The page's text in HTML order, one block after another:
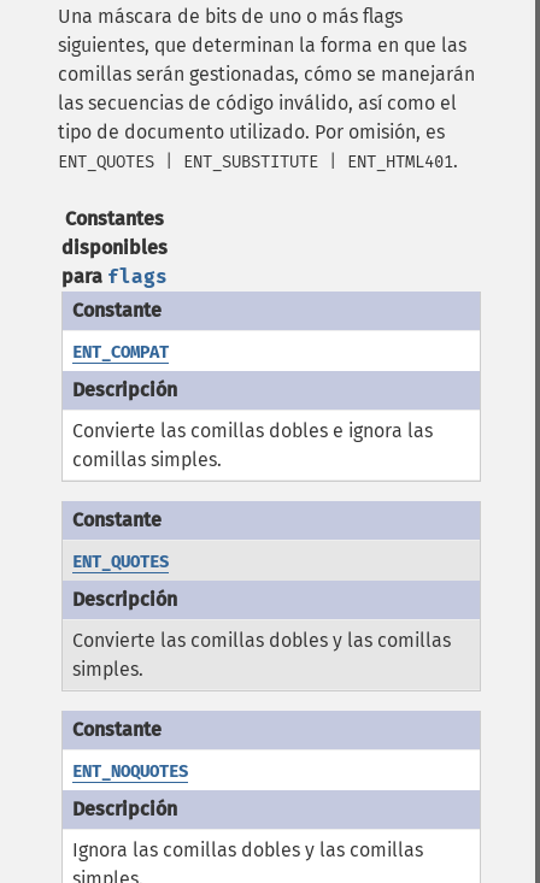
Una máscara de bits de uno o más flags
siguientes, que determinan la forma en que las
comillas serán gestionadas, cómo se manejarán
las secuencias de código inválido, así como el
tipo de documento utilizado. Por omisión, es
ENT_QUOTES | ENT_SUBSTITUTE | ENT_HTML401.
Constantes
disponibles
para flags
ENT_COMPAT
Convierte las comillas dobles e ignora las
comillas simples.
ENT_QUOTES
Convierte las comillas dobles y las comillas
simples.
ENT_NOQUOTES
Ignora las comillas dobles y las comillas